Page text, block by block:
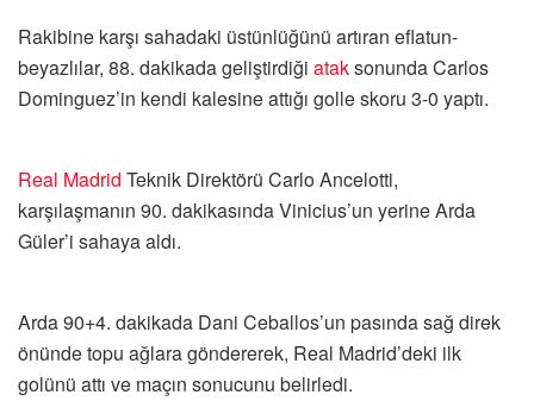
Rakibine karşı sahadaki üstünlüğünü artıran eflatun-
beyazlılar, 88. dakikada geliştirdiği ataksonunda Carlos
Dominguez’in kendi kalesine attığı golle skoru 3-0 yaptı.
Real Madrid Teknik Direktörü Carlo Ancelotti,
karşılaşmanın 90. dakikasında Vinicius’un yerine Arda
Güler’i sahaya aldı.
Arda 90+4. dakikada Dani Ceballos’un pasında sağ direk
önünde topu ağlara göndererek, Real Madrid’deki ilk
golünü attı ve maçın sonucunu belirledi.